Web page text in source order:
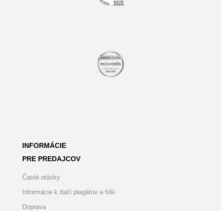
INFORMÁCIE
PRE PREDAJCOV
Časté otázky
Informácie k tlači plagátov a fólií
Doprava